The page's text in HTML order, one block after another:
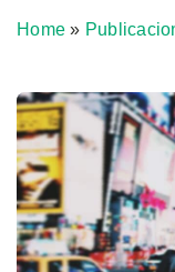
Home »